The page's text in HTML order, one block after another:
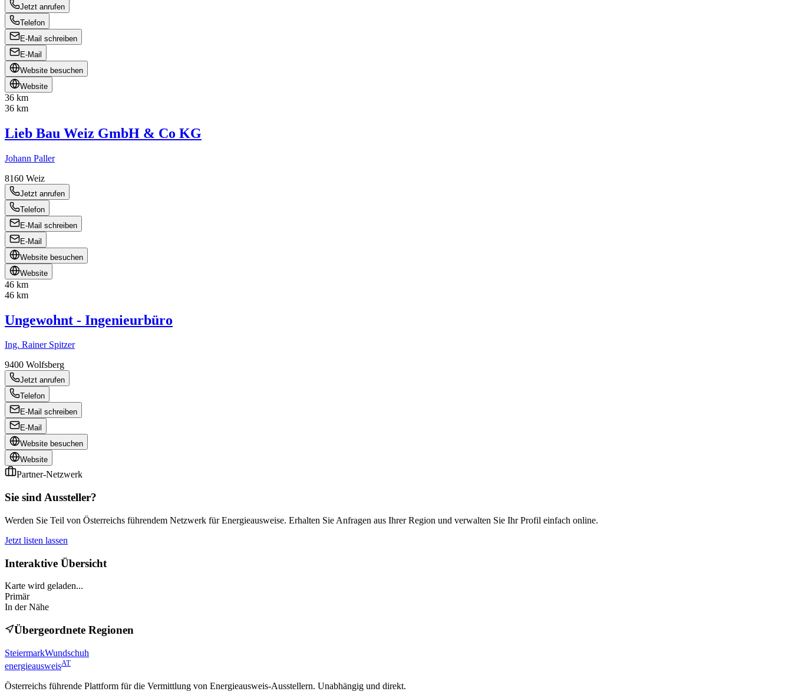
Jetzt anrufen
Telefon
E-Mail schreiben
E-Mail
Website besuchen
Website
36 km
36 km
Lieb Bau Weiz GmbH & Co KG
Johann Paller
8160 Weiz
Jetzt anrufen
Telefon
E-Mail schreiben
E-Mail
Website besuchen
Website
46 km
46 km
Ungewohnt - Ingenieurbüro
Ing. Rainer Spitzer
9400 Wolfsberg
Jetzt anrufen
Telefon
E-Mail schreiben
E-Mail
Website besuchen
Website
Partner-Netzwerk
Sie sind Aussteller?
Werden Sie Teil von Österreichs führendem Netzwerk für Energieausweise. Erhalten Sie Anfragen aus Ihrer Region und verwalten Sie Ihr Profil einfach online.
Jetzt listen lassen
Interaktive Übersicht
Karte wird geladen...
Primär
In der Nähe
Übergeordnete Regionen
SteiermarkWundschuh
energieausweisAT
Österreichs führende Plattform für die Vermittlung von Energieausweis-Ausstellern. Unabhängig und direkt.